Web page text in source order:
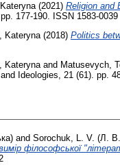
(2021) Religion and
177-190. ISSN 1583-0039
Kateryna(2018) Рolitics
Kateryna and Matusevych,
Ideologies, 21 (61). pp.
and Sorochuk, L. V. (Л.
філософської